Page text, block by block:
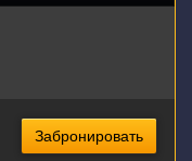
Забронировать